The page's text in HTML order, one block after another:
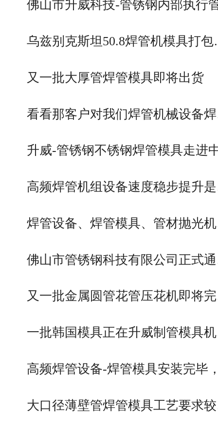
佛山市升威科技-管锈钢内部执行
乌兹别克斯坦50.8焊管机模具打
又一批大厚管焊管模具即将出货
看看那客户对我们焊管机械设备
升威-管锈钢不锈钢焊管模具走进
高频焊管机组设备速度稳步提升
焊管设备、焊管模具、管材抛光
佛山市管锈钢科技有限公司正式
又一批金属圆管花管压花机即将
一批韩国模具正在升威制管模具
高频焊管设备-焊管模具安装完毕
大口径薄壁管焊管模具工艺要求